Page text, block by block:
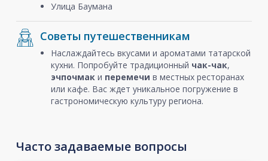
Улица Баумана
Советы путешественникам
Наслаждайтесь вкусами и ароматами татарской
кухни. Попробуйте традиционный чак-чак,
эчпочмаки перемечи в местных ресторанах
или кафе. Вас ждет уникальное погружение в
гастрономическую культуру региона.
Часто задаваемые вопросы